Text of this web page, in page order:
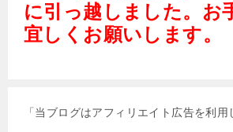
に引っ越しました。お
宜しくお願いします。
「当ブログはアフィリエイト広告を利用